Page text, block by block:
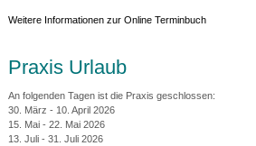
Weitere Informationen zur Online Terminbuch
Praxis Urlaub
An folgenden Tagen ist die Praxis geschlossen:
30. März - 10. April 2026
15. Mai - 22. Mai 2026
13. Juli - 31. Juli 2026